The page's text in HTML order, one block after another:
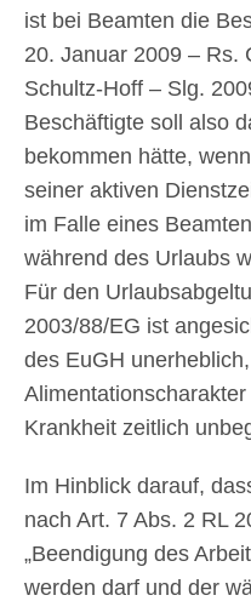
ist bei Beamten die
20. Januar 2009 – Rs.
Schultz-Hoff – Slg.
Beschäftigte soll also
bekommen hätte,
seiner aktiven
im Falle eines
während des Urlaubs
Für den
2003/88/EG ist
des EuGH
Krankheit zeitlich
Im Hinblick darauf,
nach Art. 7 Abs. 2 RL
„Beendigung des
werden darf und der